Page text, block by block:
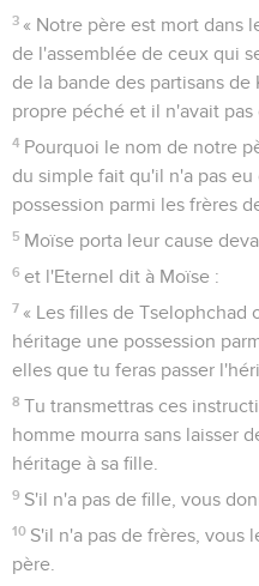
3 « Notre père est mort dans
de l'assemblée de ceux qui
de la bande des partisans
propre péché et il n'avait pas
4 Pourquoi le nom de notre
du simple fait qu'il n'a pas
possession parmi les frères
5 Moïse porta leur cause
6 et l'Eternel dit à Moïse :
7 « Les filles de Tselophchad
héritage une possession
elles que tu feras passer
8 Tu transmettras ces
homme mourra sans laisser
héritage à sa fille.
9 S'il n'a pas de fille, vous
10 S'il n'a pas de frères, vous
père.